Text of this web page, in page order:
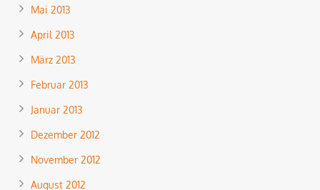
Mai 2013
April 2013
März 2013
Februar 2013
Januar 2013
Dezember 2012
November 2012
August 2012